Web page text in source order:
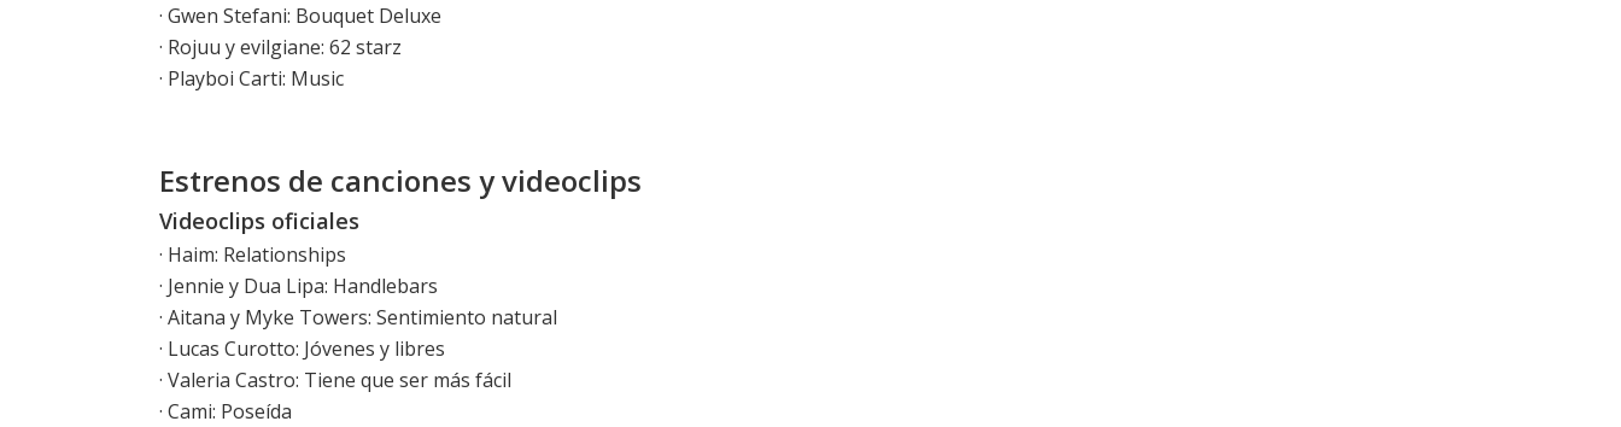
· Gwen Stefani: Bouquet Deluxe
· Rojuu y evilgiane: 62 starz
· Playboi Carti: Music
Estrenos de canciones y videoclips
Videoclips oficiales
· Haim: Relationships
· Jennie y Dua Lipa: Handlebars
· Aitana y Myke Towers: Sentimiento natural
· Lucas Curotto: Jóvenes y libres
· Valeria Castro: Tiene que ser más fácil
· Cami: Poseída